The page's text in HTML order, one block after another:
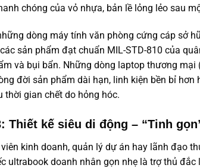
chóng của vỏ nhựa, bản lề lỏng lẻo sau
dòng máy tính văn phòng cứng cáp sở
sản phẩm đạt chuẩn MIL-STD-810 của
và bụi bẩn. Những dòng laptop thương
đời sản phẩm dài hạn, linh kiện bền bỉ
thời gian chết do hỏng hóc.
Thiết kế siêu di động – “Tinh
kinh doanh, quản lý dự án hay lãnh đạo
ultrabook doanh nhân gọn nhẹ là trợ thủ